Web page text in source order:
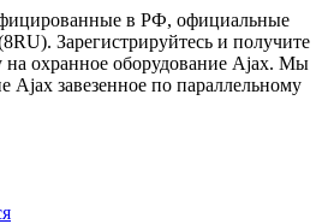
в РФ, официальные
Зарегистрируйтесь и получите
на охранное оборудование Ajax. Мы
Ajax завезенное по параллельному